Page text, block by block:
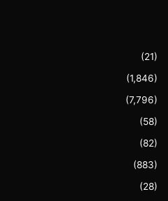
(21)
(1,846)
(7,796)
(58)
(82)
(883)
(28)